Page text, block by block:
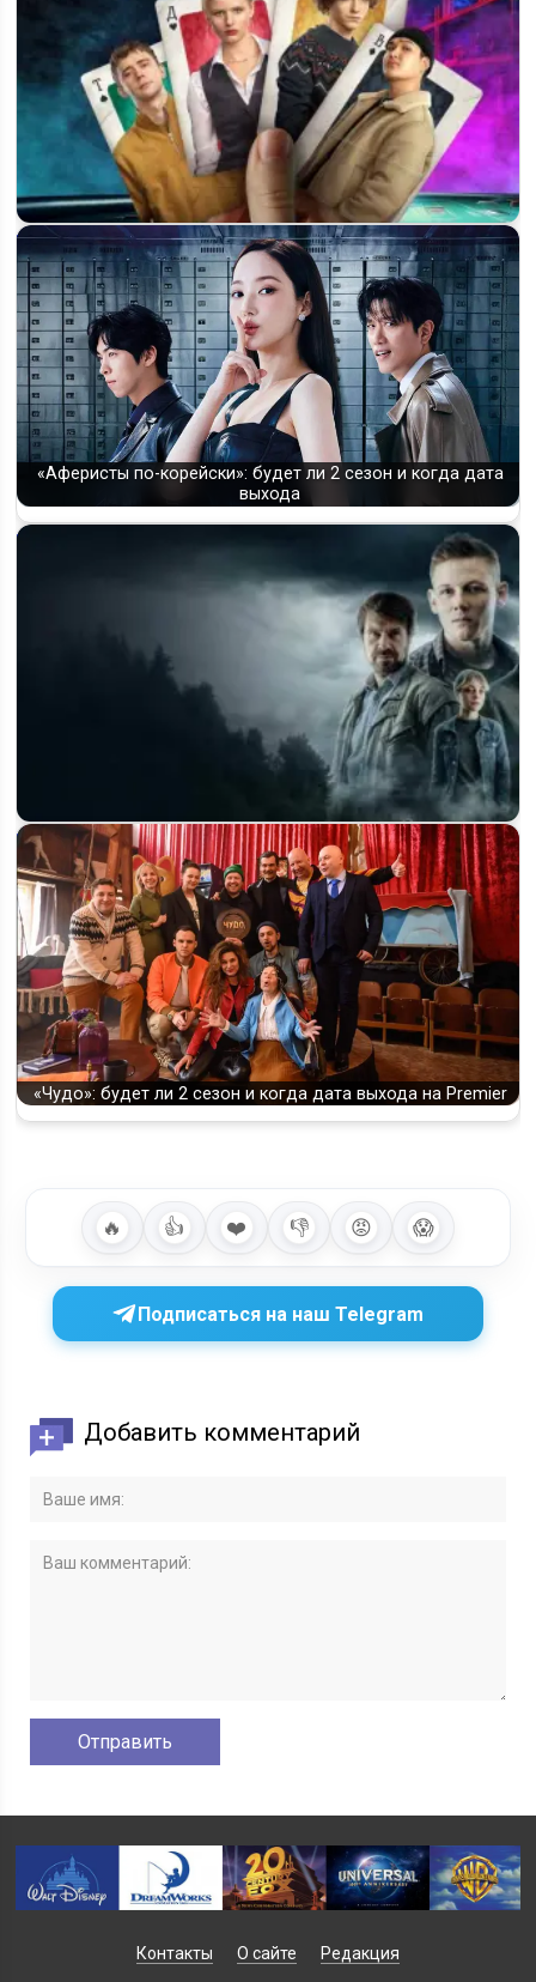
«Нам покер» 2 сезон: что известно о продолжении и
возможной дате выхода
«Аферисты по-корейски»: будет ли 2 сезон и когда дата
выхода
Когда выйдет 2 сезон «Большой воды» на НТВ и что уже
известно
«Чудо»: будет ли 2 сезон и когда дата выхода на Premier
🔥 👍 ❤️ 👎 😡 😱
Подписаться на наш Telegram
Добавить комментарий
Контакты О сайте Редакция